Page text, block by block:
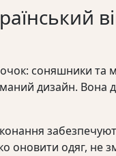
соняшники
дизайн. Вона
оновити одяг, не